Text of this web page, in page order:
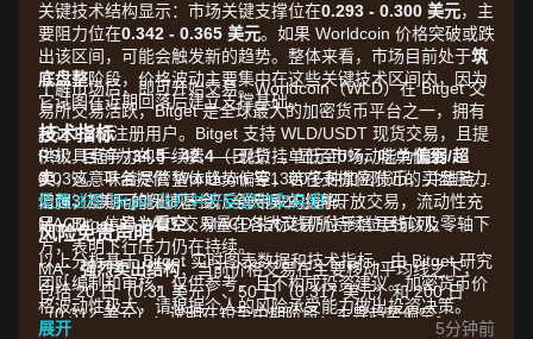
关键技术结构显示：市场关键支撑位在0.293 - 0.300 美元，主
要阻力位在0.342 - 0.365 美元。如果 Worldcoin 价格突破或跌
出该区间，可能会触发新的趋势。整体来看，市场目前处于筑
底盘整阶段，价格波动主要集中在这些关键技术区间内，因为
它试图在近期回落后建立支撑基础。
技术指标
RSI：目前为34.5 - 42.4（日线），显示市场动能为偏弱/超
卖，这意味着尽管整体趋势偏空，若在支撑位附近的买盘压力
增强，短期可能出现一波反弹带来的缓解。
MACD：信号为看空，MACD 指标线仍位于信号线以及零轴下
方，表明下行压力仍在持续。
MA：强烈卖出结构；当前价格交易在主要移动平均线之下，
包括 20 日（0.31 美元）、50 日（0.317 美元）和 200 日
（0.312 美元），说明在短至中期阶段，主导趋势偏空。
了解市场后，即可开始交易。Worldcoin（WLD）在 Bitget 交
易所交易活跃，Bitget 是全球最大的加密货币平台之一，拥有
超过1.2亿注册用户。Bitget 支持 WLD/USDT 现货交易，且提
供极具竞争力的手续费——现货挂单低至0%，吃单低至
0.03%。平台提供 Worldcoin 等1300多种加密货币，并维持估
值超3亿美元的保护基金，全天候24小时开放交易，流动性充
足。Bitget 的 WLD 交易量在各大交易所持续位居前列。
免费注册 Bitget 账户并开启您的交易吧！
风险免责声明
以上分析基于 Bitget 实时图表数据和技术指标，由 Bitget 研究
团队编制和审核，仅供参考，且不构成投资建议。加密货币价
格波动性极大，请根据个人的风险承受能力做出投资决策。
展开
5分钟前